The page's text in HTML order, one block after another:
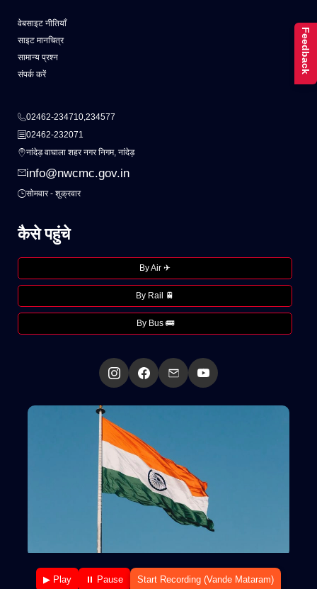
वेबसाइट नीतियाँ
साइट मानचित्र
सामान्य प्रश्न
संपर्क करें
02462-234710,234577
02462-232071
नांदेड़ वाघाला शहर नगर निगम, नांदेड़
info@nwcmc.gov.in
सोमवार - शुक्रवार
कैसे पहुंचे
By Air ✈
By Rail 🚆
By Bus 🚌
▶ Play ⏸ Pause Start Recording (Vande Mataram)
Feedback